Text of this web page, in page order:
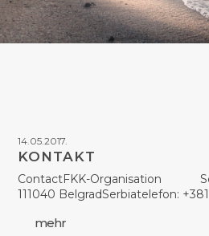
14.05.2017.
KONTAKT
ContactFKK-Organisation
111040 BelgradSerbiatelefon:
mehr